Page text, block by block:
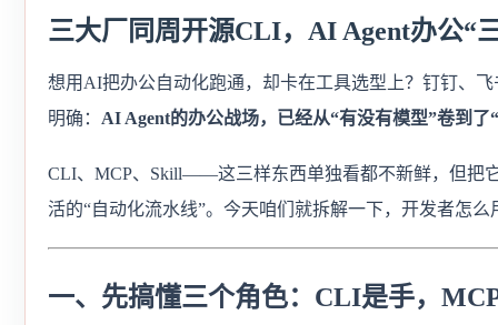
三大厂同周开源CLI，AI Agent办公“
想用AI把办公自动化跑通，却卡在工具选型上？钉钉、
明确： AI Agent的办公战场，已经从“有没有模型”卷到了
CLI、MCP、Skill——这三样东西单独看都不新鲜，但把
活的“自动化流水线”。今天咱们就拆解一下，开发者怎
一、先搞懂三个角色：CLI是手，